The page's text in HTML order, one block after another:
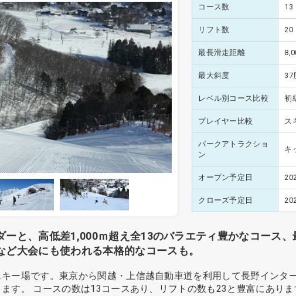
コース数 13
リフト数 20
最長滑走距離
最大斜度 37
レベル別コース比較 初
プレイヤー比較 ス
パークアトラクショ
ン
キ
オープン予定日
クローズ予定日
と、高低差1,000ｍ超え全13のバラエティ豊かなコース
大会にも使われる本格的なコースも。
ー場です。東京から関越・上信越自動車道を利用して長野インタ
す。 コースの数は13コースあり、リフトの数も23と豊富にあり